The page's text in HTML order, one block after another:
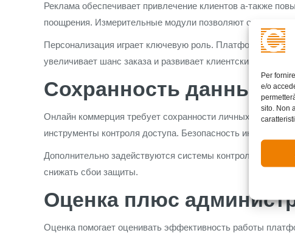
Per
e/o
sito. Non
Реклама обеспечивает привлечение клиентов а-также
поощрения. Измерительные модули позволяют оценивать
Персонализация играет ключевую роль. Платформа
увеличивает шанс заказа и развивает клиентский сценарий.
Сохранность данных
Онлайн коммерция требует сохранности личных а-также
инструменты контроля доступа. Безопасность
Дополнительно задействуются системы контроля, они
снижать сбои защиты.
Оценка плюс
Оценка помогает оценивать эффективность работы